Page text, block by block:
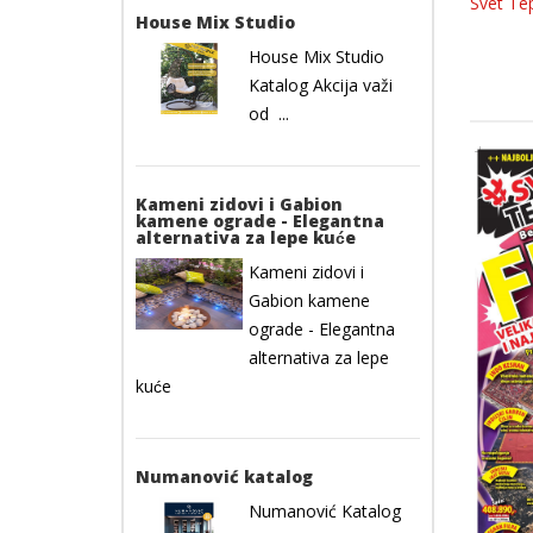
House Mix Studio
House Mix Studio
Katalog Akcija važi
od ...
Kameni zidovi i Gabion
kamene ograde - Elegantna
alternativa za lepe kuće
Kameni zidovi i
Gabion kamene
ograde - Elegantna
alternativa za lepe
kuće
Numanović katalog
Numanović Katalog